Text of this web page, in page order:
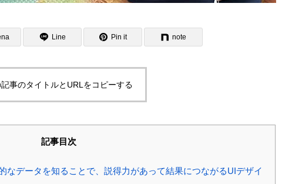
Line Pin it note
記事のタイトルとURLをコピーする
記事目次
なデータを知ることで、説得力があって結果につながるUIデザイ